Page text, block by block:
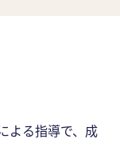
よる指導で、成